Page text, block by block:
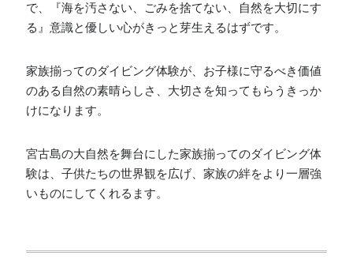
で、『海を汚さない、ごみを捨てない、自然を大切にす
る』意識と優しい心がきっと芽生えるはずです。
家族揃ってのダイビング体験が、お子様に守るべき価値
のある自然の素晴らしさ、大切さを知ってもらうきっか
けになります。
宮古島の大自然を舞台にした家族揃ってのダイビング体
験は、子供たちの世界観を広げ、家族の絆をより一層強
いものにしてくれるます。